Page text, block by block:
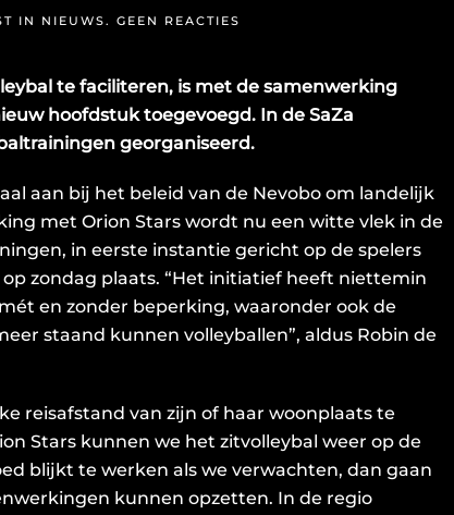
IN NIEUWS. GEEN REACTIES
ORION
ZITVOLLEYBAL
IN
DE
te faciliteren, is met de samenwerking
hoofdstuk toegevoegd. In de SaZa
georganiseerd.
aan bij het beleid van de Nevobo om landelijk
met Orion Stars wordt nu een witte vlek in de
in eerste instantie gericht op de spelers
zondag plaats. “Het initiatief heeft niettemin
en zonder beperking, waaronder ook de
staand kunnen volleyballen”, aldus Robin de
reisafstand van zijn of haar woonplaats te
Stars kunnen we het zitvolleybal weer op de
blijkt te werken als we verwachten, dan gaan
kunnen opzetten. In de regio